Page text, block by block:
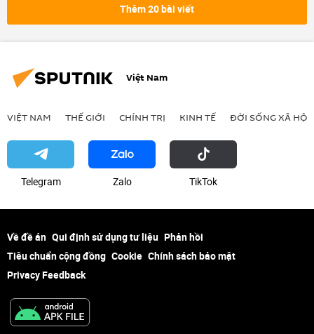
Thêm 20 bài viết
Việt Nam
VIỆT NAM THẾ GIỚI CHÍNH TRỊ KINH TẾ ĐỜI SỐNG XÃ HỘI
Telegram Zalo ТikТоk
Về đề án Qui định sử dụng tư liệu Phản hồi
Tiêu chuẩn cộng đồng Cookie Chính sách bảo mật
Privacy Feedback